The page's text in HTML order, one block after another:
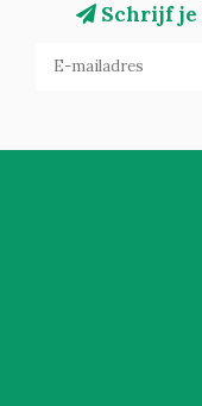
Schrijf je